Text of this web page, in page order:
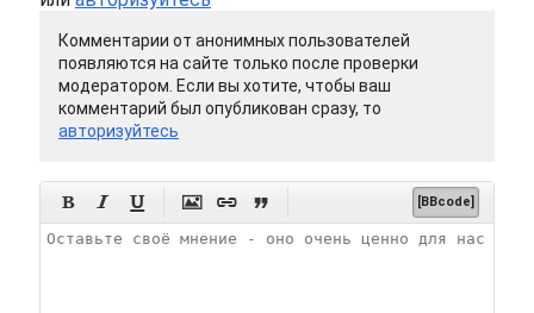
Комментарии от анонимных пользователей
появляются на сайте только после проверки
модератором. Если вы хотите, чтобы ваш
комментарий был опубликован сразу, то
авторизуйтесь
      [BBcode]